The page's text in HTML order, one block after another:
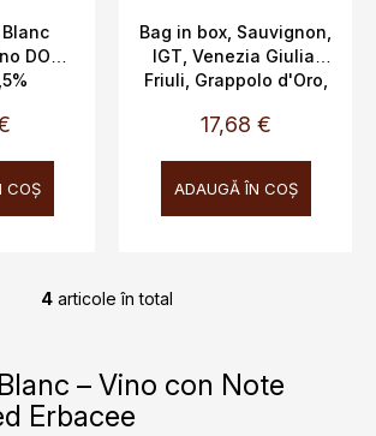
DOC
COŞ
Bag in box, Sauvignon,
IGT, Venezia Giulia,
Friuli, Grappolo d'Oro,
17,68 €
ADAUGĂ ÎN COŞ
C
t
r
4 articole în total
– Vino con Note
Erbacee